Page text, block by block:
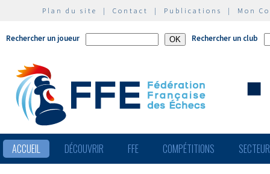
Plan du site | Contact | Publications | Mon
Rechercher un joueur Rechercher un club
ACCUEIL DÉCOUVRIR FFE COMPÉTITIONS